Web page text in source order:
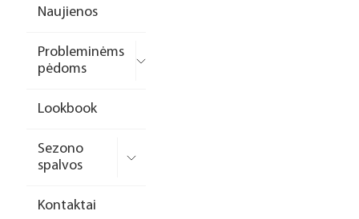
Naujienos
Probleminėms
pėdoms
Lookbook
Sezono
spalvos
Kontaktai